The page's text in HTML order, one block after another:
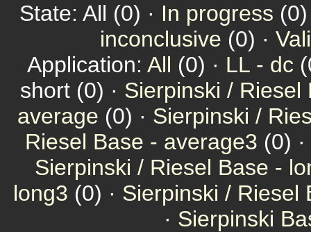
State: All (0) · In progress
inconclusive (0) ·
Application: All (0) · LL - dc
short (0) · Sierpinski / Riesel
average (0) · Sierpinski /
Riesel Base - average3 (0) ·
Sierpinski / Riesel Base -
long3 (0) · Sierpinski / Riesel
· Sierpinski